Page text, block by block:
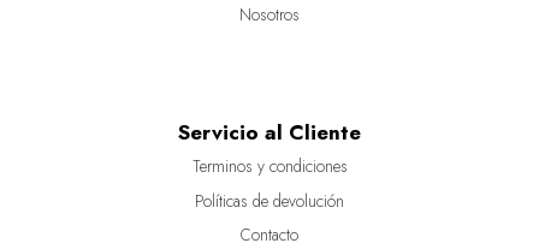
Nosotros
Servicio al Cliente
Terminos y condiciones
Políticas de devolución
Contacto